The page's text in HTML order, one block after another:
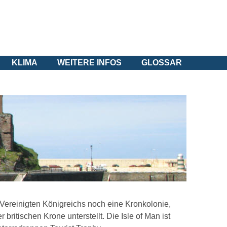
KLIMA WEITERE INFOS GLOSSAR
Königreichs noch eine Kronkolonie,
britischen Krone unterstellt. Die Isle of Man ist